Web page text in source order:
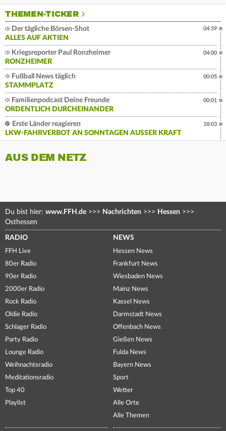
THEMEN-TICKER
Der tägliche Börsen-Shot
ALLES AUF AKTIEN
04:59
Kriegsreporter Paul Ronzheimer
RONZHEIMER
04:00
Fußball News täglich
STAMMPLATZ
00:05
Familienpodcast Deine Freunde
ORDENTLICH DURCHEINANDER
00:01
Erste Länder reagieren
LKW-FAHRVERBOT AN SONNTAGEN AUSSER KRAFT
18:03
AUS DEM NETZ
Du bist hier: www.FFH.de >>> Nachrichten >>> Hessen >>>
Osthessen
RADIO
FFH Live
80er Radio
90er Radio
2000er Radio
Rock Radio
Oldie Radio
Schlager Radio
Party Radio
Lounge Radio
Weihnachtsradio
Meditationsradio
Top 40
Playlist
NEWS
Hessen News
Frankfurt News
Wiesbaden News
Mainz News
Kassel News
Darmstadt News
Offenbach News
Gießen News
Fulda News
Bayern News
Sport
Wetter
Alle Orte
Alle Themen